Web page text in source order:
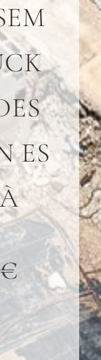
G
A
GA
CA